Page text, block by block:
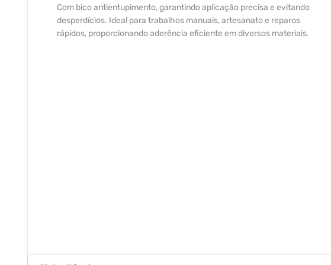
Com bico antientupimento, garantindo aplicação precisa e evitando
desperdícios. Ideal para trabalhos manuais, artesanato e reparos
rápidos, proporcionando aderência eficiente em diversos materiais.